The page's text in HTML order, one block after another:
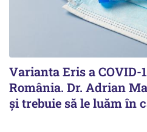
Varianta Eris a COVID-
România. Dr. Adrian
și trebuie să le luăm în